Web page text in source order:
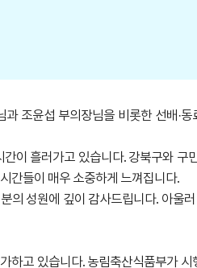
조윤섭 부의장님을 비롯한 선배·
이 흘러가고 있습니다. 강북구와
간들이 매우 소중하게 느껴집니다.
의 성원에 깊이 감사드립니다. 아울
하고 있습니다. 농림축산식품부가